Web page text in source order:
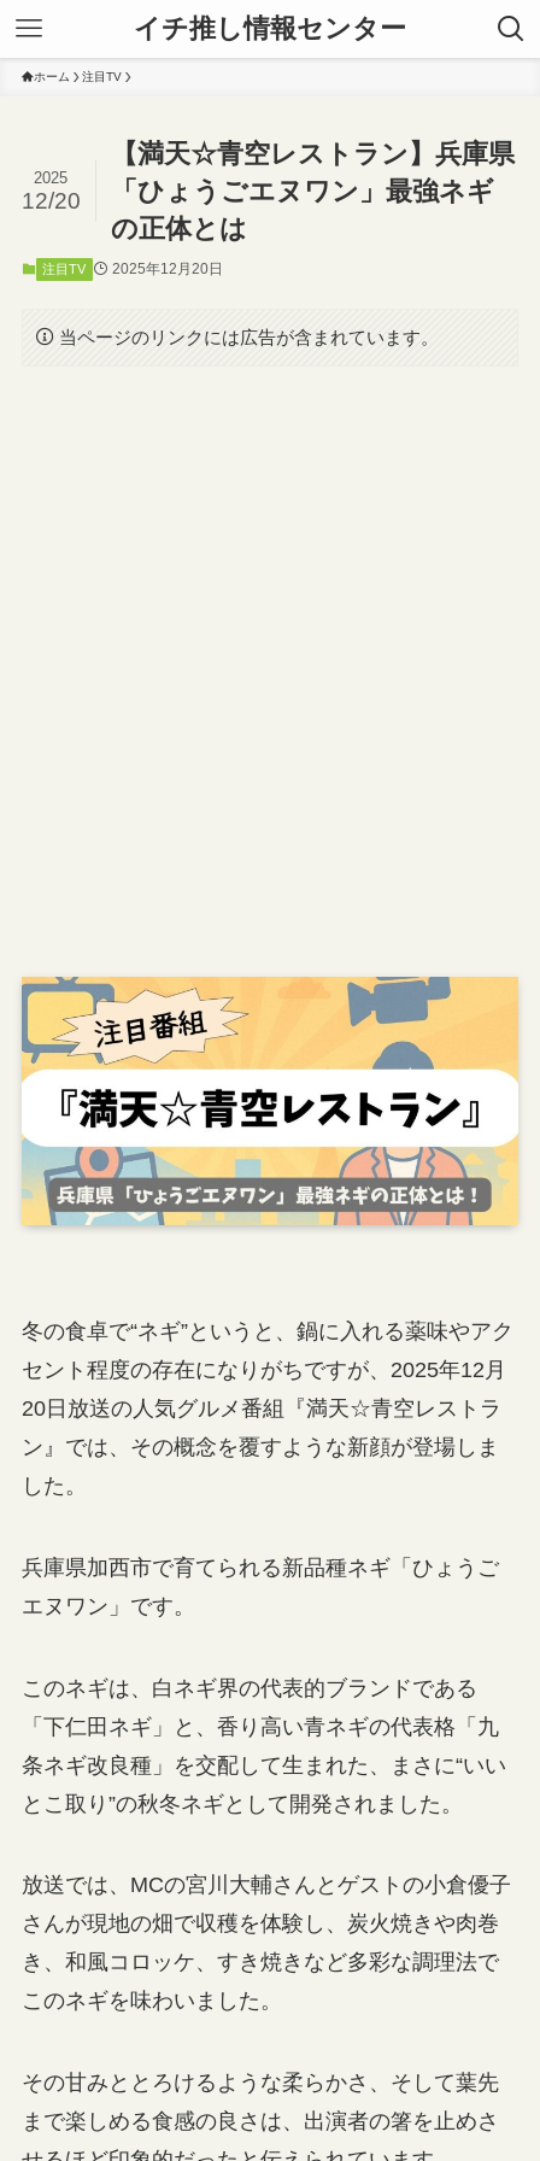
イチ推し情報センター
ホーム 注目TV
【満天☆青空レストラン】兵庫県
「ひょうごエヌワン」最強ネギ
の正体とは
2025
12/20
注目TV 2025年12月20日
当ページのリンクには広告が含まれています。
冬の食卓で“ネギ”というと、鍋に入れる薬味やアク
セント程度の存在になりがちですが、2025年12月
20日放送の人気グルメ番組『満天☆青空レストラ
ン』では、その概念を覆すような新顔が登場しま
した。
兵庫県加西市で育てられる新品種ネギ「ひょうご
エヌワン」です。
このネギは、白ネギ界の代表的ブランドである
「下仁田ネギ」と、香り高い青ネギの代表格「九
条ネギ改良種」を交配して生まれた、まさに“いい
とこ取り”の秋冬ネギとして開発されました。
放送では、MCの宮川大輔さんとゲストの小倉優子
さんが現地の畑で収穫を体験し、炭火焼きや肉巻
き、和風コロッケ、すき焼きなど多彩な調理法で
このネギを味わいました。
その甘みととろけるような柔らかさ、そして葉先
まで楽しめる食感の良さは、出演者の箸を止めさ